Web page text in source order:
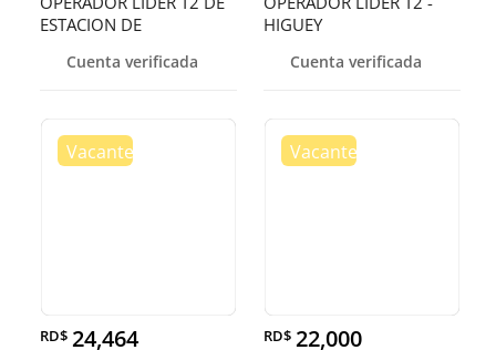
ESTACION DE
Cuenta verificada
HIGUEY
Cuenta verificada
RD$ 24,464 RD$ 22,000